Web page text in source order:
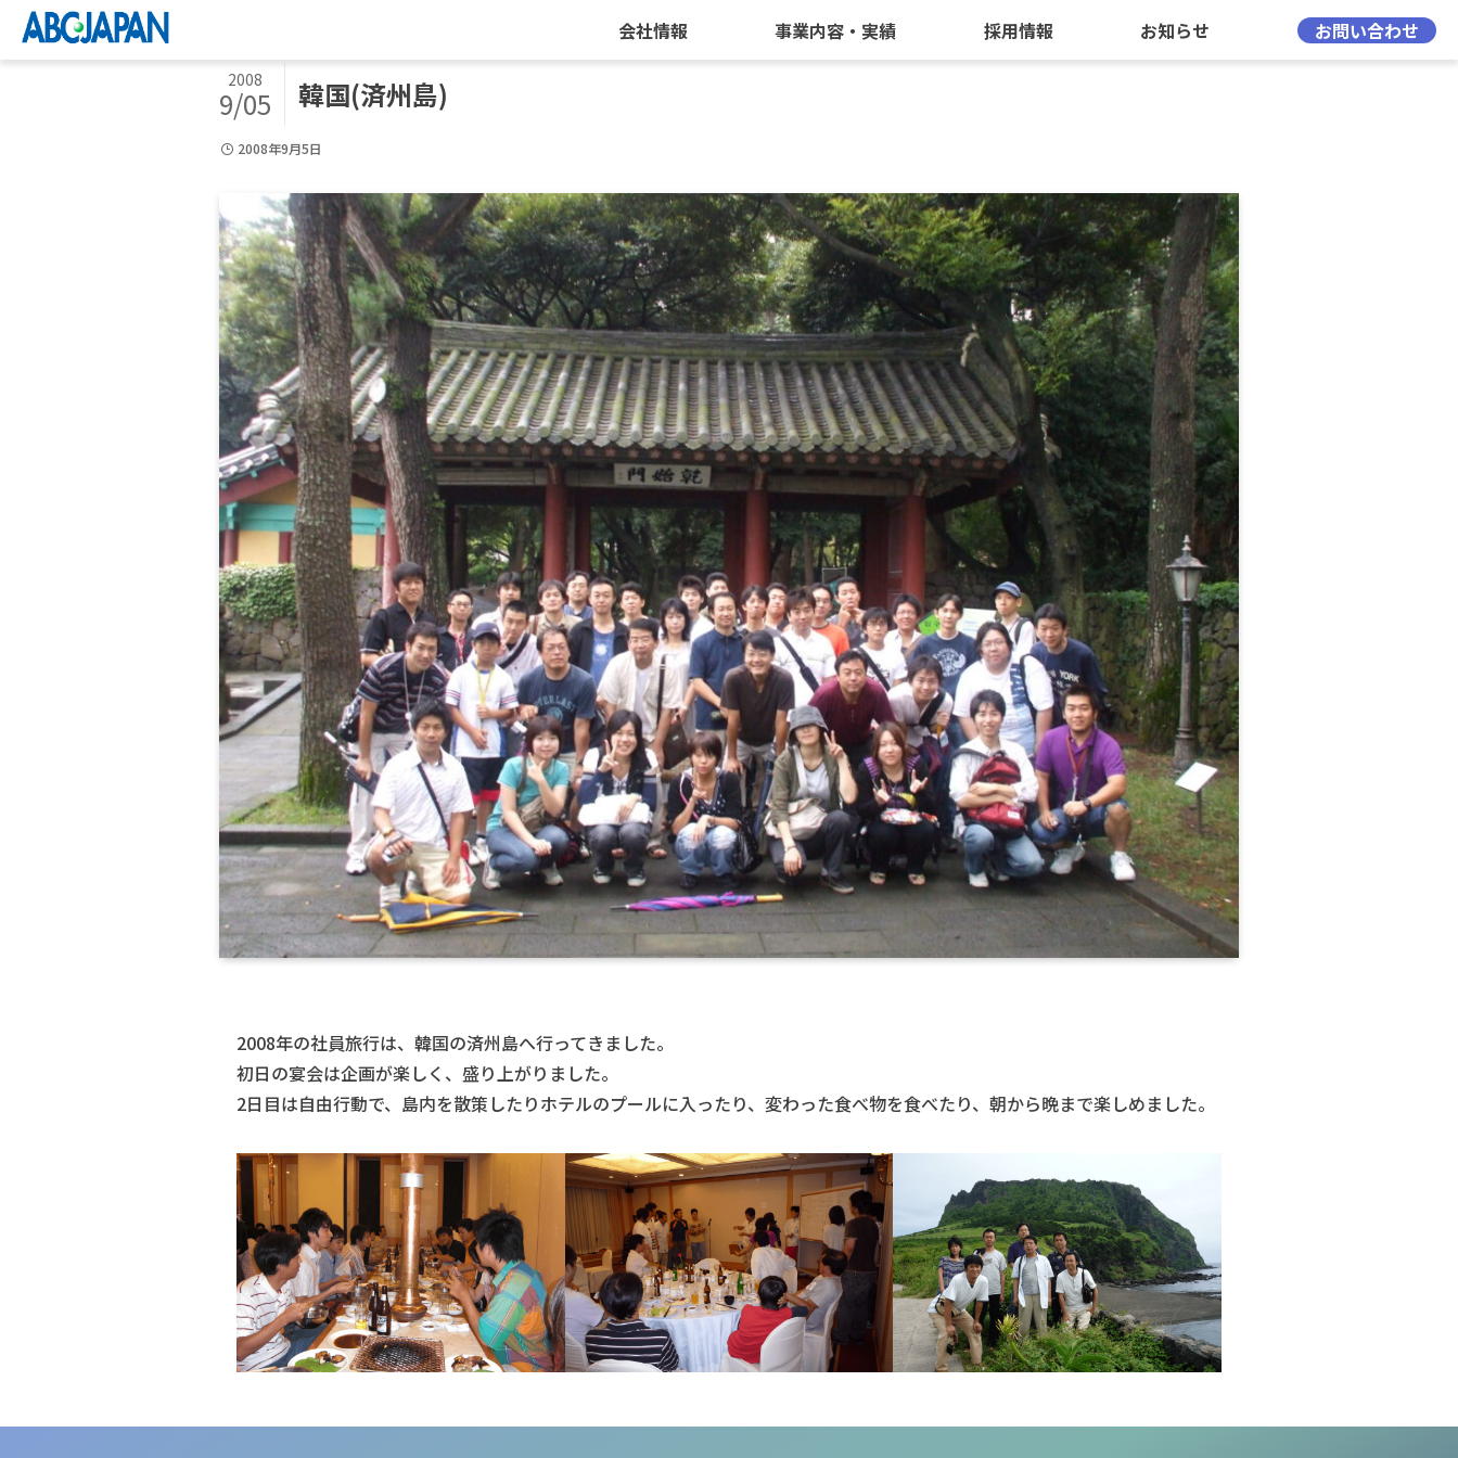
会社情報 事業内容・実績 採用情報 お知らせ お問い合わせ
韓国(済州島)
2008
9/05
2008年9月5日
2008年の社員旅行は、韓国の済州島へ行ってきました。
初日の宴会は企画が楽しく、盛り上がりました。
2日目は自由行動で、島内を散策したりホテルのプールに入ったり、変わった食べ物を食べたり、朝から晩まで楽しめました。